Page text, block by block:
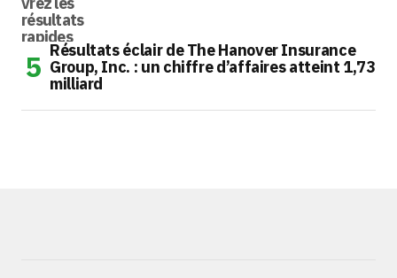
Résultats éclair de The Hanover Insurance
Group, Inc. : un chiffre d’affaires atteint 1,73
milliard